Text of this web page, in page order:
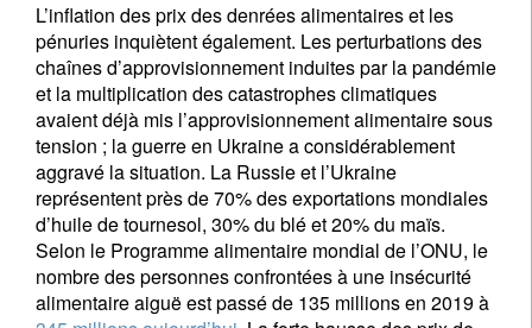
L’inflation des prix des denrées alimentaires et les
pénuries inquiètent également. Les perturbations des
chaînes d’approvisionnement induites par la pandémie
et la multiplication des catastrophes climatiques
avaient déjà mis l’approvisionnement alimentaire sous
tension ; la guerre en Ukraine a considérablement
aggravé la situation. La Russie et l’Ukraine
représentent près de 70% des exportations mondiales
d’huile de tournesol, 30% du blé et 20% du maïs.
Selon le Programme alimentaire mondial de l’ONU, le
nombre des personnes confrontées à une insécurité
alimentaire aiguë est passé de 135 millions en 2019 à
S'inscrire à la newsletter
Email